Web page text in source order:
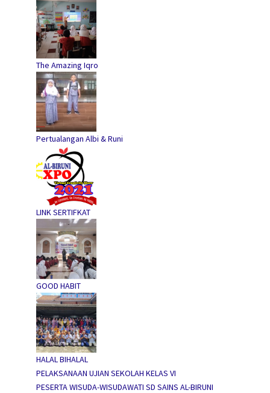
The Amazing Iqro
Pertualangan Albi & Runi
LINK SERTIFKAT
GOOD HABIT
HALAL BIHALAL
PELAKSANAAN UJIAN SEKOLAH KELAS VI
PESERTA WISUDA-WISUDAWATI SD SAINS AL-BIRUNI